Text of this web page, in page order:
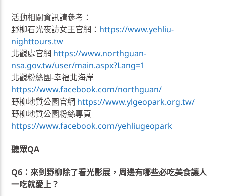
活動相關資訊請參考：
野柳石光夜訪女王官網： https://www.yehliu-
nighttours.tw
北觀處官網 https://www.northguan-
nsa.gov.tw/user/main.aspx?Lang=1
北觀粉絲團-幸福北海岸
https://www.facebook.com/northguan/
野柳地質公園官網 https://www.ylgeopark.org.tw/
野柳地質公園粉絲專頁
https://www.facebook.com/yehliugeopark
聽眾QA
Q6：來到野柳除了看光影展，周邊有哪些必吃美食讓人
一吃就愛上？